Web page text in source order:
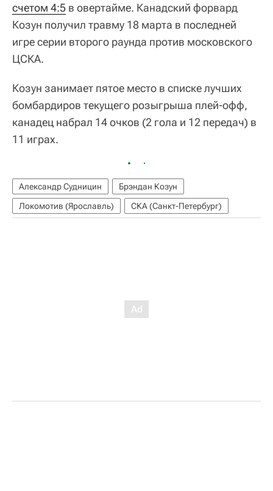
счетом 4:5 в овертайме. Канадский форвард
Козун получил травму 18 марта в последней
игре серии второго раунда против московского
ЦСКА.
Козун занимает пятое место в списке лучших
бомбардиров текущего розыгрыша плей-офф,
канадец набрал 14 очков (2 гола и 12 передач) в
11 играх.
Александр Судницин
Брэндан Козун
Локомотив (Ярославль)
СКА (Санкт-Петербург)